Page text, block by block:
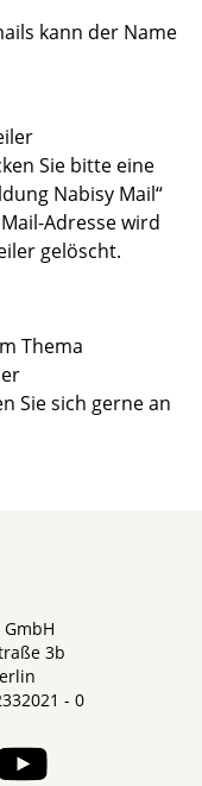
kann der Name
Sie bitte eine
Nabisy Mail“
Adresse wird
gelöscht.
Thema
Sie sich gerne an
GmbH
3b
- 0